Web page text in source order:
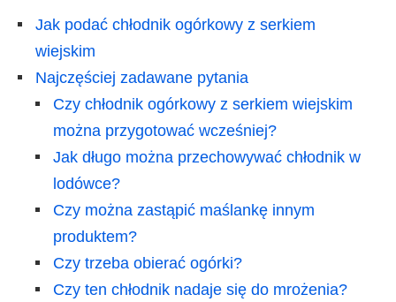
Jak podać chłodnik ogórkowy z serkiem
wiejskim
Najczęściej zadawane pytania
Czy chłodnik ogórkowy z serkiem wiejskim
można przygotować wcześniej?
Jak długo można przechowywać chłodnik w
lodówce?
Czy można zastąpić maślankę innym
produktem?
Czy trzeba obierać ogórki?
Czy ten chłodnik nadaje się do mrożenia?